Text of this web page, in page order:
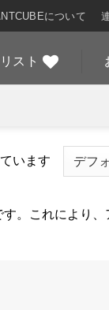
について
スト
います
。これにより、